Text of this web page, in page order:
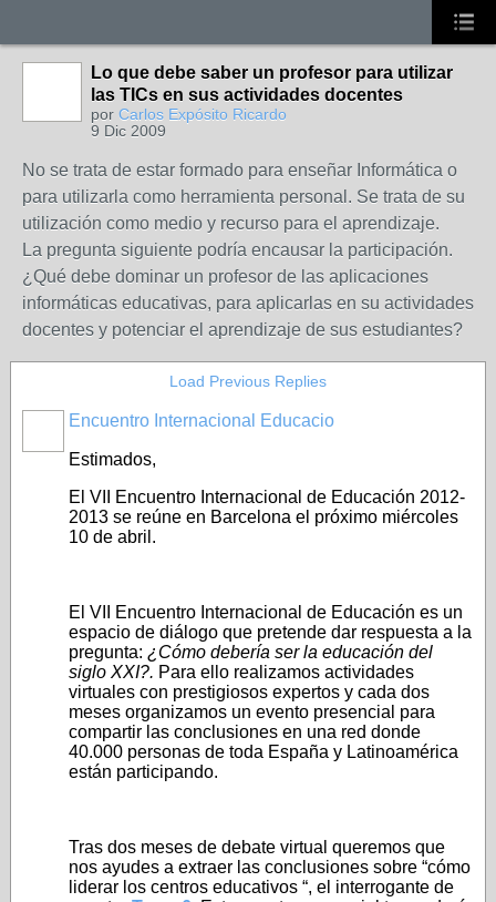
Lo que debe saber un profesor para utilizar
las TICs en sus actividades docentes
por Carlos Expósito Ricardo
9 Dic 2009
No se trata de estar formado para enseñar Informática o
para utilizarla como herramienta personal. Se trata de su
utilización como medio y recurso para el aprendizaje.
La pregunta siguiente podría encausar la participación.
¿Qué debe dominar un profesor de las aplicaciones
informáticas educativas, para aplicarlas en su actividades
docentes y potenciar el aprendizaje de sus estudiantes?
Load Previous Replies
Encuentro Internacional Educacio
Estimados,
El VII Encuentro Internacional de Educación 2012-
2013 se reúne en Barcelona el próximo miércoles
10 de abril.
El VII Encuentro Internacional de Educación es un
espacio de diálogo que pretende dar respuesta a la
pregunta: ¿Cómo debería ser la educación del
siglo XXI?. Para ello realizamos actividades
virtuales con prestigiosos expertos y cada dos
meses organizamos un evento presencial para
compartir las conclusiones en una red donde
40.000 personas de toda España y Latinoamérica
están participando.
Tras dos meses de debate virtual queremos que
nos ayudes a extraer las conclusiones sobre “cómo
liderar los centros educativos “, el interrogante de